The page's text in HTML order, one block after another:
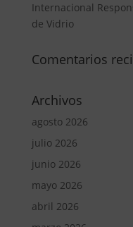
Internacional
de Vidrio
Comentarios
Archivos
agosto 2026
julio 2026
junio 2026
mayo 2026
abril 2026